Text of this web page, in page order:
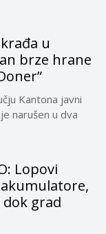
u
brze hrane
Kantona javni
narušen u dva
Lopovi
grad